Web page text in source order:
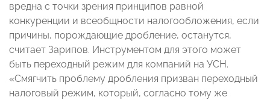
вредна с точки зрения принципов равной
конкуренции и всеобщности налогообложения, если
причины, порождающие дробление, останутся,
считает Зарипов. Инструментом для этого может
быть переходный режим для компаний на УСН.
«Смягчить проблему дробления призван переходный
налоговый режим, который, согласно тому же